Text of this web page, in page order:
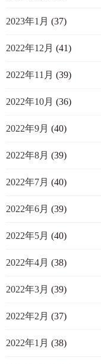
2023年1月 (37)
2022年12月 (41)
2022年11月 (39)
2022年10月 (36)
2022年9月 (40)
2022年8月 (39)
2022年7月 (40)
2022年6月 (39)
2022年5月 (40)
2022年4月 (38)
2022年3月 (39)
2022年2月 (37)
2022年1月 (38)